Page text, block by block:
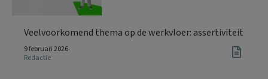
Veelvoorkomend thema op de werkvloer: assertiviteit
9 februari 2026
Redactie